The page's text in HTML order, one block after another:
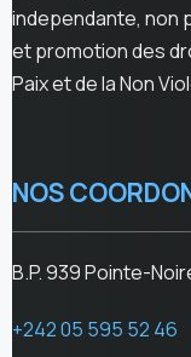
independante, non
et promotion des
Paix et de la Non
NOS
B.P. 939 Pointe-
+242 05 595 52 46